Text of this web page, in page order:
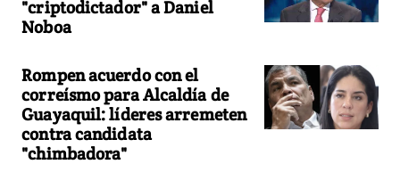
"criptodictador" a Daniel
Noboa
Rompen acuerdo con el
correísmo para Alcaldía de
Guayaquil: líderes arremeten
contra candidata
"chimbadora"